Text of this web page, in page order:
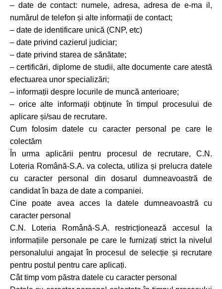
– date de contact: numele, adresa, adresa de e-ma il,
numărul de telefon și alte informații de contact;
– date de identificare unică (CNP, etc)
– date privind cazierul judiciar;
– date privind starea de sănătate;
– certificări, diplome de studii, alte documente care atestă
efectuarea unor specializări;
– informații despre locurile de muncă anterioare;
– orice alte informații obținute în timpul procesului de
aplicare și/sau de recrutare.
Cum folosim datele cu caracter personal pe care le
colectăm
În urma aplicării pentru procesul de recrutare, C.N.
Loteria Română-S.A. va colecta, utiliza și prelucra datele
cu caracter personal din dosarul dumneavoastră de
candidat în baza de date a companiei.
Cine poate avea acces la datele dumneavoastră cu
caracter personal
C.N. Loteria Română-S.A. restricționează accesul la
informațiile personale pe care le furnizați strict la nivelul
personalului angajat în procesul de selecție și recrutare
pentru postul pentru care aplicați.
Cât timp vom păstra datele cu caracter personal